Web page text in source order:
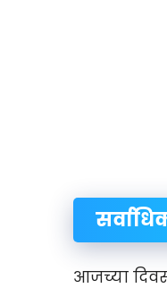
आजच्या